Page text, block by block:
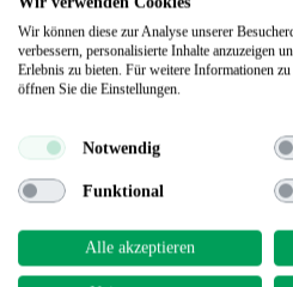
Terrassendielen
Wir können diese zur Analyse unserer
verbessern, personalisierte Inhalte anzuzeigen
Erlebnis zu bieten. Für weitere Informationen
öffnen Sie die Einstellungen.
Notwendig
Funktional
Alle akzeptieren